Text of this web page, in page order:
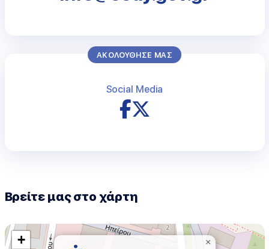
ΑΚΟΛΟΥΘΗΣΕ ΜΑΣ
Social Media
Βρείτε μας στο χάρτη
×
+